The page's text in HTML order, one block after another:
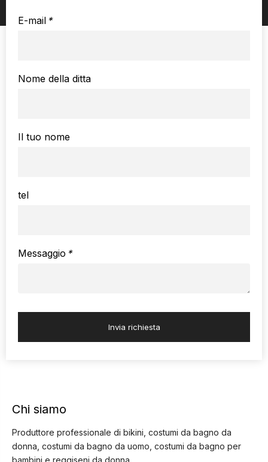
*
E-mail
Nome della ditta
Il tuo nome
tel
*
Messaggio
Invia richiesta
Chi siamo
Produttore professionale di bikini, costumi da bagno da
donna, costumi da bagno da uomo, costumi da bagno per
bambini e reggiseni da donna.